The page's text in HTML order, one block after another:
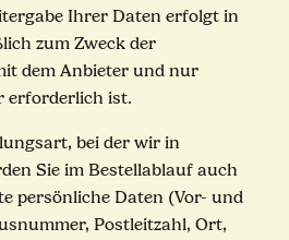
Ihrer Daten erfolgt in
zum Zweck der
dem Anbieter und nur
erforderlich ist.
bei der wir in
Sie im Bestellablauf auch
persönliche Daten (Vor- und
Postleitzahl, Ort,